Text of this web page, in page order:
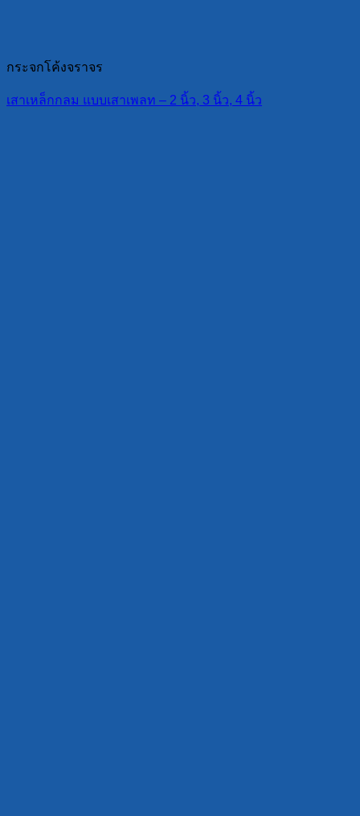
กระจกโค้งจราจร
เสาเหล็กกลม แบบเสาเพลท – 2 นิ้ว, 3 นิ้ว, 4 นิ้ว